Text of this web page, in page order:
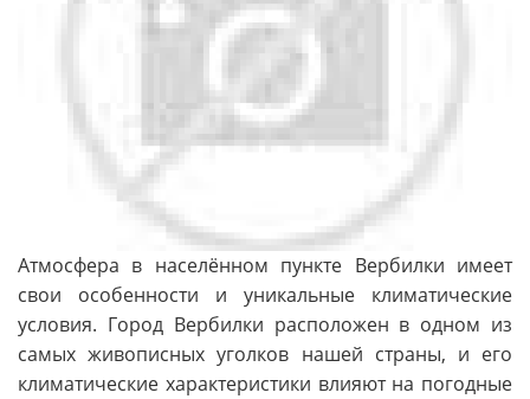
Атмосфера в населённом пункте Вербилки имеет
свои особенности и уникальные климатические
условия. Город Вербилки расположен в одном из
самых живописных уголков нашей страны, и его
климатические характеристики влияют на погодные